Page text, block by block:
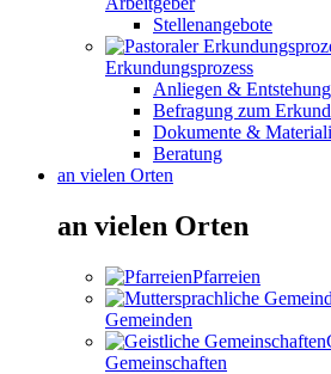
Stellenangebote
Erkundungsprozess
Anliegen & Entstehung
Befragung zum
Dokumente &
Beratung
an vielen Orten
an vielen Orten
Pfarreien
Gemeinden
Gemeinschaften